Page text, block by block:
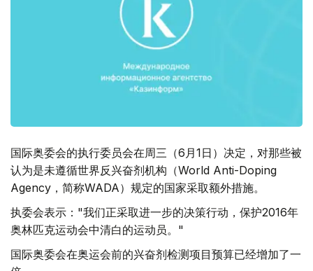
国际奥委会的执行委员会在周三（6月1日）决定，对那些被
认为是未遵循世界反兴奋剂机构（World Anti-Doping
Agency，简称WADA）规定的国家采取额外措施。
执委会表示："我们正采取进一步的决策行动，保护2016年
奥林匹克运动会中清白的运动员。"
国际奥委会在奥运会前的兴奋剂检测项目预算已经增加了一